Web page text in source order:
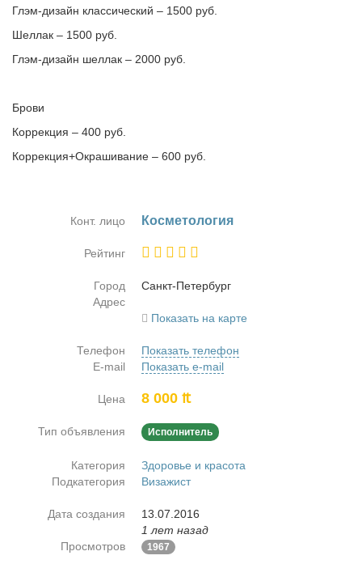
Глэм-дизайн классический – 1500 руб.
Шеллак – 1500 руб.
Глэм-дизайн шеллак – 2000 руб.
Брови
Коррекция – 400 руб.
Коррекция+Окрашивание – 600 руб.
Конт. лицо Кос­ме­то­ло­гия
Рейтинг
Город
Санкт-Пе­тер­бург
Адрес
Показать на карте
Телефон
Показать телефон
E-mail
Показать e-mail
Цена 8 000 ₶
Тип объявления Исполнитель
Категория
Здоровье и красота
Подкатегория
Визажист
Дата создания
13.07.2016
1 лет назад
Просмотров
1967